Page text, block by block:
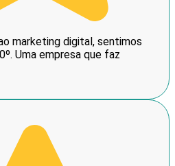
marketing digital, sentimos
Uma empresa que faz